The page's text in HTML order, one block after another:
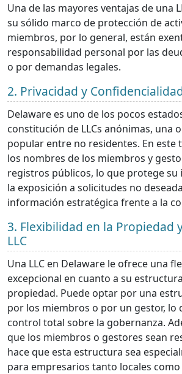
Una de las mayores ventajas de una
su sólido marco de protección de
miembros, por lo general, están
responsabilidad personal por las
o por demandas legales.
2. Privacidad y
Delaware es uno de los pocos
constitución de LLCs anónimas, una
popular entre no residentes. En este
los nombres de los miembros y
registros públicos, lo que protege su
la exposición a solicitudes no
información estratégica frente a la
3. Flexibilidad en la Propiedad
LLC
Una LLC en Delaware le ofrece una
excepcional en cuanto a su
propiedad. Puede optar por una
por los miembros o por un gestor, lo
control total sobre la gobernanza.
que los miembros o gestores sean
hace que esta estructura sea
para empresarios tanto locales